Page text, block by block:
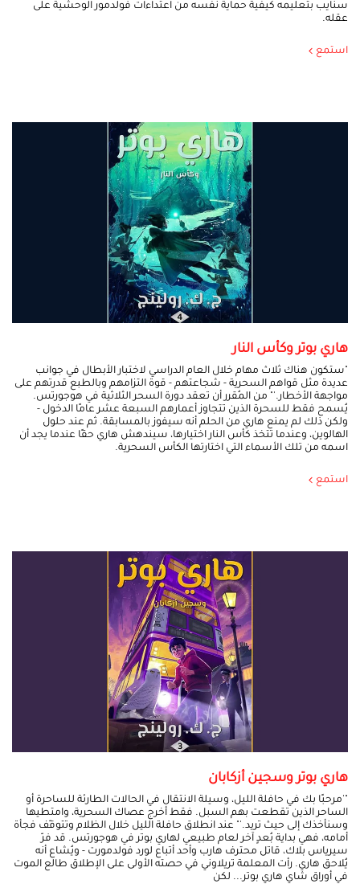
سنايب بتعليمه كيفية حماية نفسه من اعتداءات فولدمور الوحشية على
عقله.
استمع
هاري بوتر وكأس النار
"ستكون هناك ثلاث مهام خلال العام الدراسي لاختبار الأبطال في جوانب
عديدة مثل قواهم السحرية - شجاعتهم - قوة التزامهم وبالطبع قدرتهم على
مواجهة الأخطار.'" من المُقرر أن تعقد دورة السحر الثلاثية في هوجورتس.
يُسمح فقط للسحرة الذين تتجاوز أعمارهم السبعة عشر عامًا الدخول -
ولكن ذلك لم يمنع هاري من الحلم أنه سيفوز بالمسابقة. ثم عند حلول
الهالوين، وعندما تتخذ كأس النار اختيارها، سيندهش هاري حقًا عندما يجد أن
اسمه من تلك الأسماء التي اختارتها الكأس السحرية.
استمع
هاري بوتر وسجين أزكابان
"'مرحبًا بك في حافلة الليل، وسيلة الانتقال في الحالات الطارئة للساحرة أو
الساحر الذين تقطعت بهم السبل. فقط أخرج عصاك السحرية، وامتطيها
وسنأخذك إلى حيث تريد.'" عند انطلاق حافلة الليل خلال الظلام وتتوقّف فجأة
أمامه، فهي بداية بُعدٍ آخر لعام طبيعي لهاري بوتر في هوجورتس. قد فرّ
سيرياس بلاك، قاتل محترف هارب وأحد أتباع لورد فولدمورت - ويُشاع أنه
يُلاحق هاري. رأت المعلمة تريلاوني في حصته الأولى على الإطلاق طالع الموت
في أوراق شاي هاري بوتر... لكن